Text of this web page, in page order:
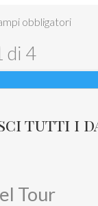
obbligatori
di 4
tutti i
Tour